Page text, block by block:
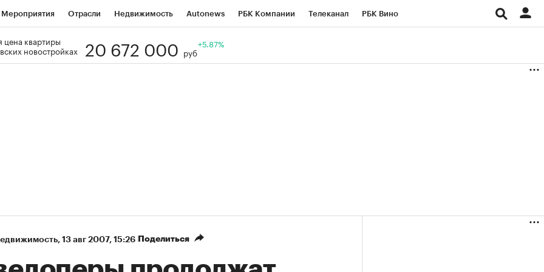
Мероприятия Отрасли Недвижимость Autonews РБК Компании Телеканал РБК Вино
Визионеры
цена квартиры
новостройках
20 672 000 руб
+5.87%
⁠, 13 авг 2007, 15:26 Поделиться